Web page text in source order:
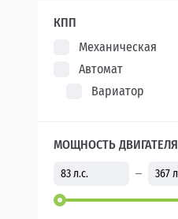
КПП
Механическая
Автомат
Вариатор
МОЩНОСТЬ ДВИГАТЕЛЯ